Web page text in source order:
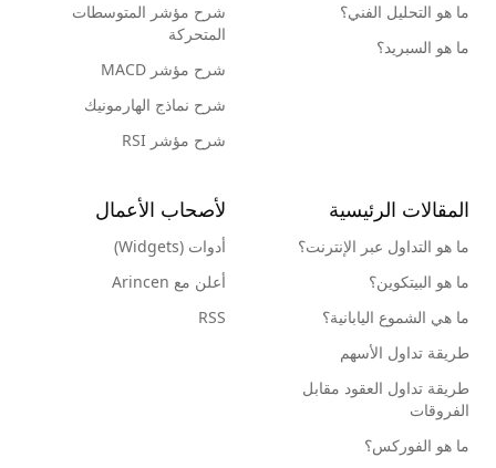
ما هو التحليل الفني؟
ما هو السبريد؟
شرح مؤشر المتوسطات
المتحركة
شرح مؤشر MACD
شرح نماذج الهارمونيك
شرح مؤشر RSI
المقالات الرئيسية
ما هو التداول عبر الإنترنت؟
ما هو البيتكوين؟
ما هي الشموع اليابانية؟
طريقة تداول الأسهم
طريقة تداول العقود مقابل
الفروقات
ما هو الفوركس؟
لأصحاب الأعمال
أدوات (Widgets)
أعلن مع Arincen
RSS